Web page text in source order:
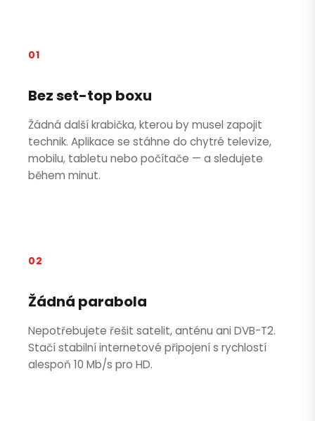
01
Bez set-top boxu
Žádná další krabička, kterou by musel zapojit
technik. Aplikace se stáhne do chytré televize,
mobilu, tabletu nebo počítače — a sledujete
během minut.
02
Žádná parabola
Nepotřebujete řešit satelit, anténu ani DVB-T2.
Stačí stabilní internetové připojení s rychlostí
alespoň 10 Mb/s pro HD.